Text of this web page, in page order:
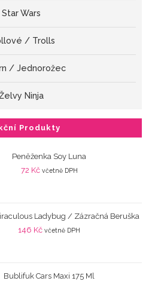
Star Wars
/ Trolls
/ Jednorožec
Ninja
Produkty
Peněženka Soy Luna
72 Kč včetně DPH
Ladybug / Zázračná Beruška
146 Kč včetně DPH
Bublifuk Cars Maxi 175 Ml